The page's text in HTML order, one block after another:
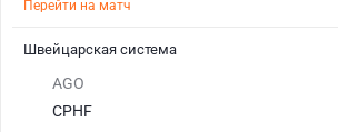
Перейти на матч
AGO
CPHF
Швейцарская система